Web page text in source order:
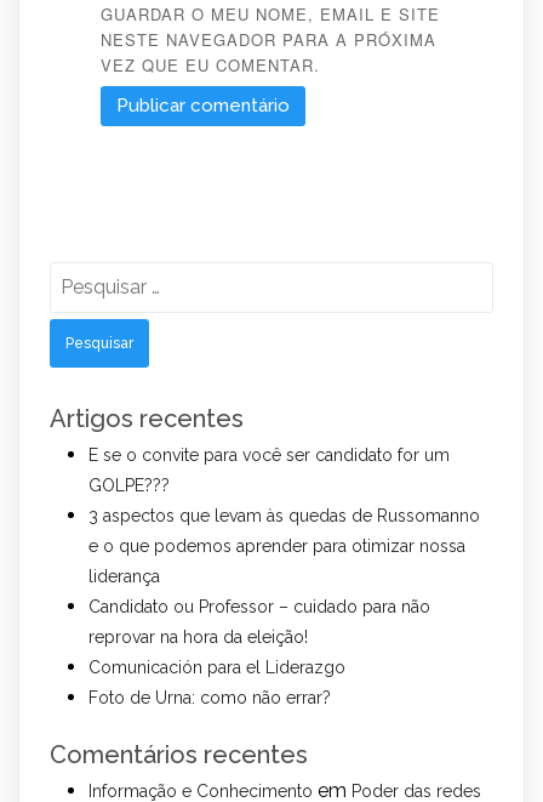
GUARDAR O MEU NOME, EMAIL E SITE
NESTE NAVEGADOR PARA A PRÓXIMA
VEZ QUE EU COMENTAR.
por:
Artigos recentes
E se o convite para você ser candidato for um
GOLPE???
3 aspectos que levam às quedas de Russomanno
e o que podemos aprender para otimizar nossa
liderança
Candidato ou Professor – cuidado para não
reprovar na hora da eleição!
Comunicación para el Liderazgo
Foto de Urna: como não errar?
Comentários recentes
Informação e Conhecimento em Poder das redes